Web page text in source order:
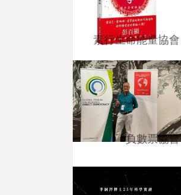
素行生命能量協會
負數票協會